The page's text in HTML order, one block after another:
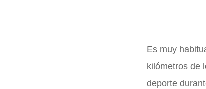
Es muy
kilómetros de
deporte